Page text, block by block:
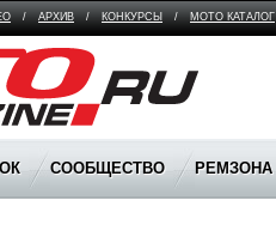
/ АРХИВ / КОНКУРСЫ / МОТО КАТАЛОГ
СООБЩЕСТВО РЕМЗОНА